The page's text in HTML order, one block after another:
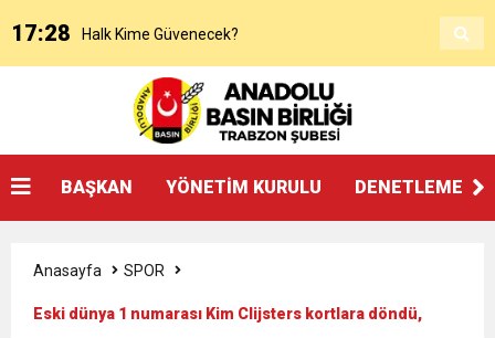
17:28 Halk Kime Güvenecek?
KANAAT TACİRLERİ
BAŞKAN YÖNETİM KURULU DENETLEME
Anasayfa SPOR
Eski dünya 1 numarası Kim Clijsters kortlara döndü,